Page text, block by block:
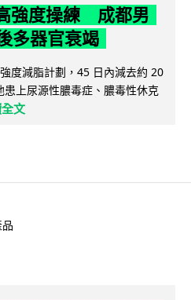
強度操練 成都男
多器官衰竭
度減脂計劃，45 日內減去約 20
上尿源性膿毒症、膿毒性休克
文